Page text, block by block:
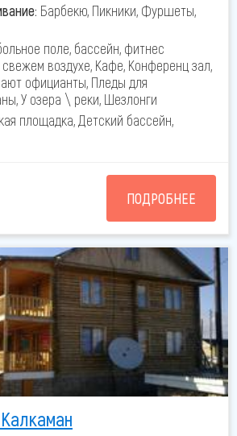
Барбекю, Пикники, Фуршеты,
поле, бассейн, фитнес
воздухе, Кафе, Конференц зал,
официанты, Пледы для
У озера \ реки, Шезлонги
площадка, Детский бассейн,
ПОДРОБНЕЕ